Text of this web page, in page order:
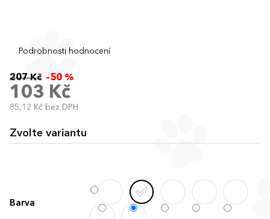
Průměrné
produktu
je
0,0
z
hvězdiček.
Podrobnosti hodnocení
207 Kč –50 %
103 Kč
85,12 Kč bez DPH
Měrná
Zvolte variantu
Barva